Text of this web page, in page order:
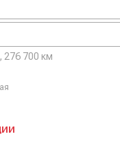
276 700 км